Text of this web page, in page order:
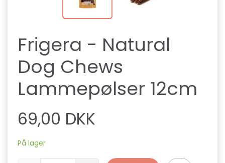
Frigera - Natural
Dog Chews
Lammepølser 12cm
69,00 DKK
På lager